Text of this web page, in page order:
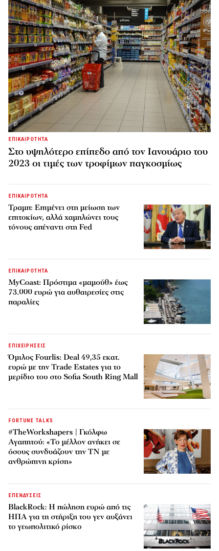
ΕΠΙΚΑΙΡΟΤΗΤΑ
Στο υψηλότερο επίπεδο από τον Ιανουάριο του
2023 οι τιμές των τροφίμων παγκοσμίως
ΕΠΙΚΑΙΡΟΤΗΤΑ
Τραμπ: Επιμένει στη μείωση των
επιτοκίων, αλλά χαμηλώνει τους
τόνους απέναντι στη Fed
ΕΠΙΚΑΙΡΟΤΗΤΑ
MyCoast: Πρόστιμα «μαμούθ» έως
73.000 ευρώ για αυθαιρεσίες στις
παραλίες
ΕΠΙΧΕΙΡΗΣΕΙΣ
Όμιλος Fourlis: Deal 49,35 εκατ.
ευρώ με την Trade Estates για το
μερίδιο του στο Sofia South Ring Mall
FORTUNE TALKS
#TheWorkshapers | Γκόλφω
Αγαπητού: «Το μέλλον ανήκει σε
όσους συνδυάζουν την ΤΝ με
ανθρώπινη κρίση»
ΕΠΕΝΔΥΣΕΙΣ
BlackRock: Η πώληση ευρώ από τις
ΗΠΑ για τη στήριξη του γεν αυξάνει
το γεωπολιτικό ρίσκο